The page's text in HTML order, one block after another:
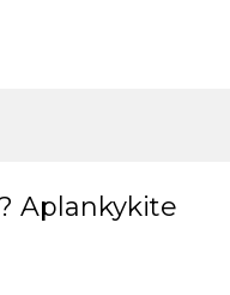
Aplankykite